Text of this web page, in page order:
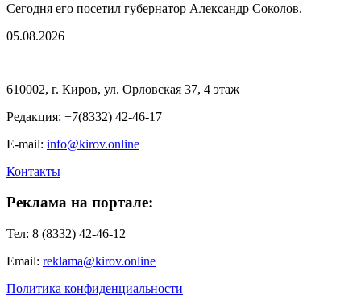
Сегодня его посетил губернатор Александр Соколов.
05.08.2026
610002, г. Киров, ул. Орловская 37, 4 этаж
Редакция: +7(8332) 42-46-17
E-mail: info@kirov.online
Контакты
Реклама на портале:
Тел: 8 (8332) 42-46-12
Email: reklama@kirov.online
Политика конфиденциальности